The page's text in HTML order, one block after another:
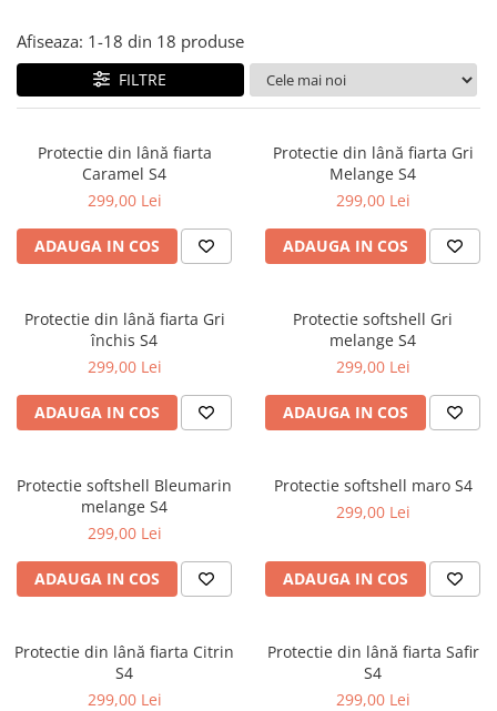
Afiseaza: 1-18 din 18 produse
FILTRE
Protectie din lână fiarta
Caramel S4
299,00 Lei
ADAUGA IN COS
Protectie din lână fiarta Gri
Melange S4
299,00 Lei
ADAUGA IN COS
Protectie din lână fiarta Gri
închis S4
299,00 Lei
ADAUGA IN COS
Protectie softshell Gri
melange S4
299,00 Lei
ADAUGA IN COS
Protectie softshell Bleumarin
melange S4
299,00 Lei
ADAUGA IN COS
Protectie softshell maro S4
299,00 Lei
ADAUGA IN COS
Protectie din lână fiarta Citrin
S4
299,00 Lei
Protectie din lână fiarta Safir
S4
299,00 Lei